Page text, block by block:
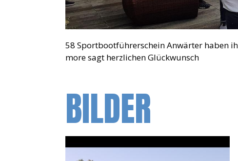
58 Sportbootführerschein Anwärter haben
more sagt herzlichen Glückwunsch
BILDER